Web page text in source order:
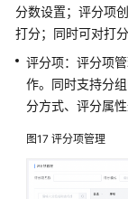
分数设置；评分项
打分；同时可对打
评分项：评分项
作。同时支持分
分方式、评分属性
图17 评分项管理